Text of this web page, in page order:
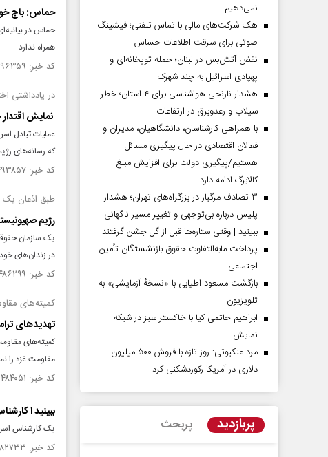
حماس: باج
حماس در
همراه ندارد.
کد خبر: ۱۴۹۶۳۵۹ تاریخ انتشار : ۱۴۰۳/۱۲/۲۰
در یادداشتی
نمایش
عملیات تبادل
که رسانه‌های
کد خبر: ۱۴۹۳۸۵۷ تاریخ انتشار : ۱۴۰۳/۱۱/۲۸
طبق اذعان یک
رژیم
یک سازمان
در زندان‌های
کد خبر: ۱۴۸۶۲۹۹ تاریخ انتشار : ۱۴۰۳/۰۹/۳۰
کمیته‌های
تهدیدهای
کمیته‌های
مقاومت غزه را
کد خبر: ۱۴۸۴۰۵۱ تاریخ انتشار : ۱۴۰۳/۰۹/۱۳
ببینید ا
یک کارشناس
کد خبر: ۱۴۸۲۷۳۳ تاریخ انتشار : ۱۴۰۳/۰۹/۰۴
نمی‌دهیم
هک شرکت‌های مالی با تماس تلفنی؛ فیشینگ
صوتی برای سرقت اطلاعات حساس
نقض آتش‌بس در لبنان؛ حمله توپخانه‌ای و
پهپادی اسرائیل به چند شهرک
هشدار نارنجی هواشناسی برای ۴ استان؛ خطر
سیلاب و رعدوبرق در ارتفاعات
با همراهی کارشناسان، دانشگاهیان، مدیران و
فعالان اقتصادی در حال پیگیری مسائل
هستیم/پیگیری دولت برای افزایش مبلغ
کالابرگ ادامه دارد
۳ تصادف مرگبار در بزرگراه‌های تهران؛ هشدار
پلیس درباره بی‌توجهی و تغییر مسیر ناگهانی
ببینید | وقتی ستاره‌ها قبل از گل جشن گرفتند!
پرداخت مابه‌التفاوت حقوق بازنشستگان تأمین
اجتماعی
بازگشت مسعود اطیابی با «نسخهٔ آزمایشی» به
تلویزیون
ابراهیم حاتمی کیا با خاکستر سبز در شبکه
نمایش
مرد عنکبوتی: روز تازه با فروش ۵۰۰ میلیون
دلاری در آمریکا رکوردشکنی کرد
پربازدید پربحث